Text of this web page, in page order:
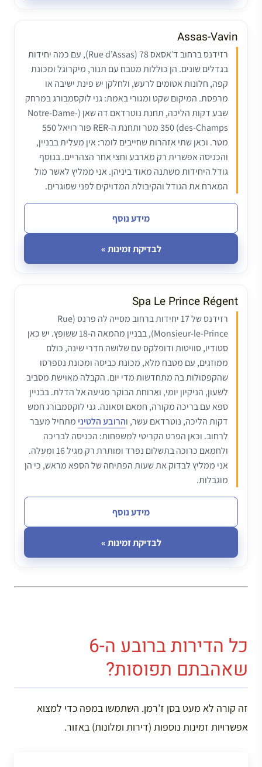
Assas-Vavin
רזידנס ברחוב ד׳אסאס 78 (Rue d’Assas), עם כמה יחידות
בגדלים שונים. הן כוללות מטבח עם תנור, מיקרוגל ומכונת
קפה, חלונות אטומים לרעש, ולחלקן יש פינת ישיבה או
מרפסת. המיקום שקט ומגורי באמת: גני לוקסמבורג במרחק
שבע דקות הליכה, תחנת נוטרדאם דה שאן (Notre-Dame-
des-Champs) 350 מטר ותחנת ה-RER פור רויאל 550
מטר. וכאן שתי אזהרות שחייבים לומר: אין מעלית בבניין,
והכניסה אפשרית רק מארבע וחצי אחר הצהריים. בנוסף
גודל היחידות משתנה מאוד ביניהן. אני ממליץ לאשר מול
המארח את הגודל והקיבולת המדויקים לפני שסוגרים.
מידע נוסף
לבדיקת זמינות »
Spa Le Prince Régent
רזידנס של 17 יחידות ברחוב מסייה לה פרנס (Rue
Monsieur-le-Prince), בבניין מהמאה ה-18 ששופץ. יש כאן
סטודיו, סוויטות ודופלקס עם שלושה חדרי שינה, כולם
ממוזגים, עם מטבח מלא, מכונת כביסה ומכונת נספרסו
שהקפסולות בה מתחדשות מדי יום. הקבלה מאוישת מסביב
לשעון, הניקיון יומי, וארוחת הבוקר מגיעה אל הדלת. בבניין
ספא עם בריכה מקורה, חמאם וסאונה. גני לוקסמבורג חמש
דקות הליכה, נוטרדאם עשר, והרובע הלטיני מתחיל מעבר
לרחוב. וכאן הפרט הקריטי למשפחות: הכניסה לבריכה
ולחמאם כרוכה בתשלום נפרד ומותרת רק מגיל 16 ומעלה.
אני ממליץ לבדוק את שעות הפתיחה של הספא מראש, כי הן
מוגבלות.
מידע נוסף
לבדיקת זמינות »
כל הדירות ברובע ה-6
שאהבתם תפוסות?
זה קורה לא מעט בסן ז’רמן. השתמשו במפה כדי למצוא
אפשרויות זמינות נוספות (דירות ומלונות) באזור.